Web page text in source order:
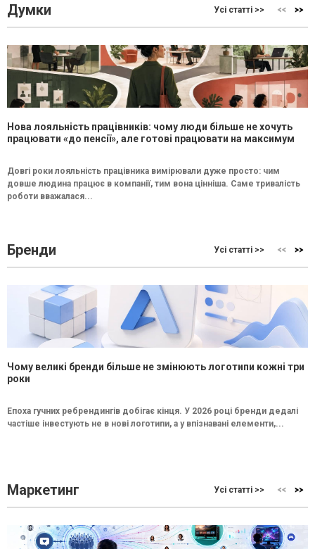
Думки Усі статті >>
Нова лояльність працівників: чому люди більше не хочуть
працювати «до пенсії», але готові працювати на максимум
Довгі роки лояльність працівника вимірювали дуже просто: чим
довше людина працює в компанії, тим вона цінніша. Саме тривалість
роботи вважалася...
Бренди Усі статті >>
Чому великі бренди більше не змінюють логотипи кожні три
роки
Епоха гучних ребрендингів добігає кінця. У 2026 році бренди дедалі
частіше інвестують не в нові логотипи, а у впізнавані елементи,...
Маркетинг Усі статті >>